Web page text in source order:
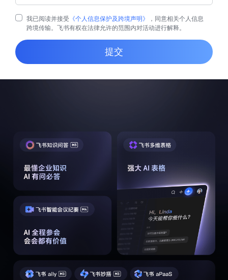
我已阅读并接受 《个人信息保护及跨境声明》
，同意相关个人信息
跨境传输。飞书有权在法律允许的范围内对活动进行解释。
提交